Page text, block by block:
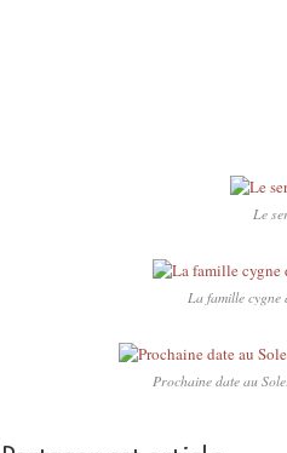
Le
La famille cygne
Prochaine date au